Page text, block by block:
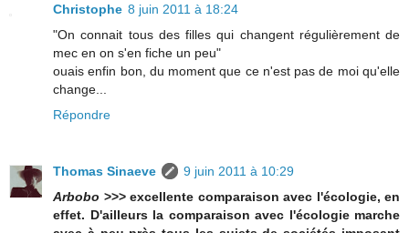
Christophe 8 juin 2011 à 18:24
"On connait tous des filles qui changent régulièrement de
mec en on s'en fiche un peu"
ouais enfin bon, du moment que ce n'est pas de moi qu'elle
change...
Répondre
Thomas Sinaeve
9 juin 2011 à 10:29
Arbobo >>> excellente comparaison avec l'écologie, en
effet. D'ailleurs la comparaison avec l'écologie marche